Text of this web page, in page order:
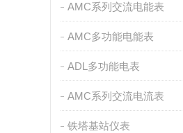
AMC系列交流电能表
AMC多功能电能表
ADL多功能电表
AMC系列交流电流表
铁塔基站仪表